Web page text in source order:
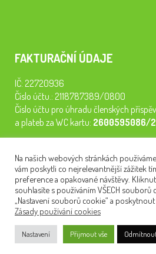
FAKTURAČNÍ ÚDAJE
IČ: 22720936
Číslo účtu.: 2118787389/0800
Číslo účtu pro úhradu členských
a plateb za WC kartu: 2600595086/
semináře, konferenci, plavbu na lodi a
tiskneme odborné publikace pro
NEWSLETTER
Na našich webových stránkách
vám poskytli co nejrelevantnější zážitek
preference a opakované návštěvy.
souhlasíte s používáním VŠECH souborů
„Nastavení souborů cookie“ a
Zásady používání cookies
Nastavení Přijmout vše